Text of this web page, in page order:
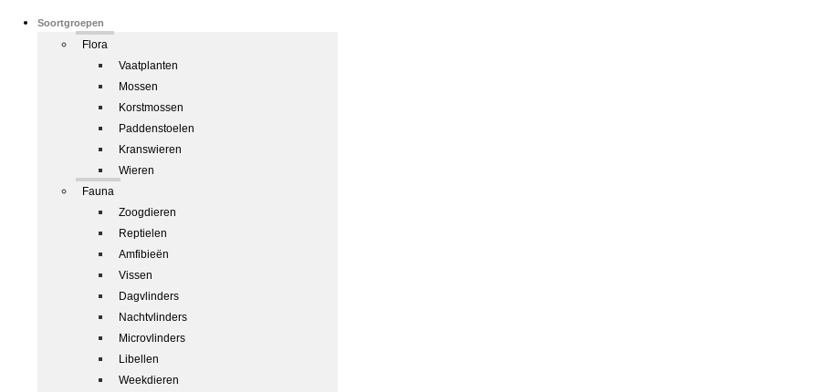
Soortgroepen
Flora
Vaatplanten
Mossen
Korstmossen
Paddenstoelen
Kranswieren
Wieren
Fauna
Zoogdieren
Reptielen
Amfibieën
Vissen
Dagvlinders
Nachtvlinders
Microvlinders
Libellen
Weekdieren